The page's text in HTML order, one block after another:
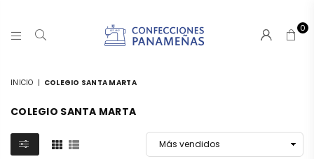
0
INICIO | COLEGIO SANTA MARTA
COLEGIO SANTA MARTA